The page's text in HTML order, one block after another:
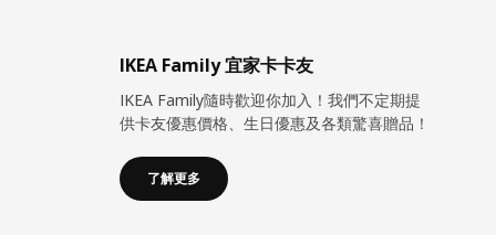
IKEA Family 宜家卡卡友
IKEA Family隨時歡迎你加入！我們不定期提
供卡友優惠價格、生日優惠及各類驚喜贈品！
了解更多